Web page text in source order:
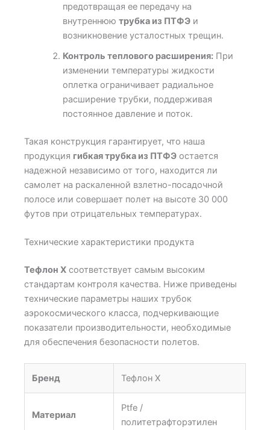
предотвращая ее передачу на
внутреннюю трубка из ПТФЭи
возникновение усталостных трещин.
Контроль теплового расширения:При
изменении температуры жидкости
оплетка ограничивает радиальное
расширение трубки, поддерживая
постоянное давление и поток.
Такая конструкция гарантирует, что наша
продукция гибкая трубка из ПТФЭ остается
надежной независимо от того, находится ли
самолет на раскаленной взлетно-посадочной
полосе или совершает полет на высоте 30 000
футов при отрицательных температурах.
Технические характеристики продукта
Тефлон X соответствует самым высоким
стандартам контроля качества. Ниже приведены
технические параметры наших трубок
аэрокосмического класса, подчеркивающие
показатели производительности, необходимые
для обеспечения безопасности полетов.
Бренд Тефлон X
Материал
Ptfe /
политетрафторэтилен